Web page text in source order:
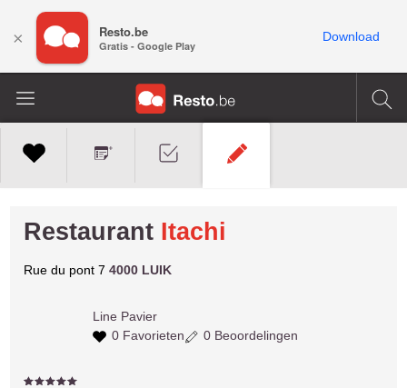
Restaurant Itachi
Rue du pont 7 4000 LUIK
Line Pavier
0 Favorieten
0 Beoordelingen
× Resto.be
Gratis - Google Play
Download